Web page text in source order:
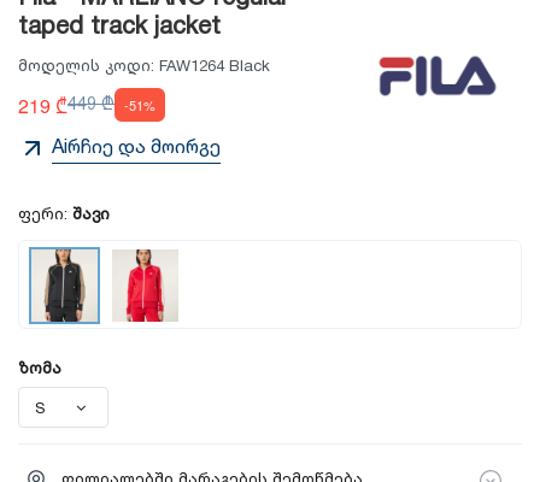
taped track jacket
მოდელის კოდი: FAW1264 Black
219 ₾449 ₾ -51%
Aiრჩიე და მოირგე
ფერი: შავი
ზომა